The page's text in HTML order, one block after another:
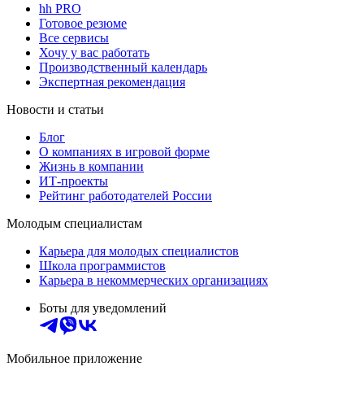
hh PRO
Готовое резюме
Все сервисы
Хочу у вас работать
Производственный календарь
Экспертная рекомендация
Новости и статьи
Блог
О компаниях в игровой форме
Жизнь в компании
ИТ-проекты
Рейтинг работодателей России
Молодым специалистам
Карьера для молодых специалистов
Школа программистов
Карьера в некоммерческих организациях
Боты для уведомлений
Мобильное приложение